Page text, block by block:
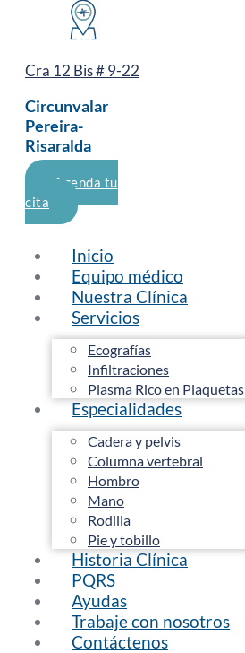
Cra 12 Bis # 9-22
Circunvalar
Pereira-
Risaralda
Agenda tu
cita
Inicio
Equipo médico
Nuestra Clínica
Servicios
Ecografías
Infiltraciones
Plasma Rico en Plaquetas
Especialidades
Cadera y pelvis
Columna vertebral
Hombro
Mano
Rodilla
Pie y tobillo
Historia Clínica
PQRS
Ayudas
Trabaje con nosotros
Contáctenos